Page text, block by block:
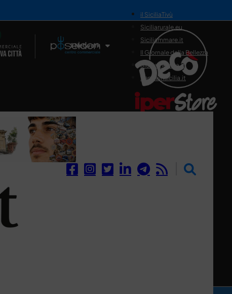
Il Network
il SiciliaTivù
Siciliarurale.eu
Siciliammare.it
Il Giornale della Bellezza
Siciliamedica.it
Sanitainsicilia.it